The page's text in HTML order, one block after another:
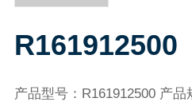
R161912500
产品型号：R161912500 产品